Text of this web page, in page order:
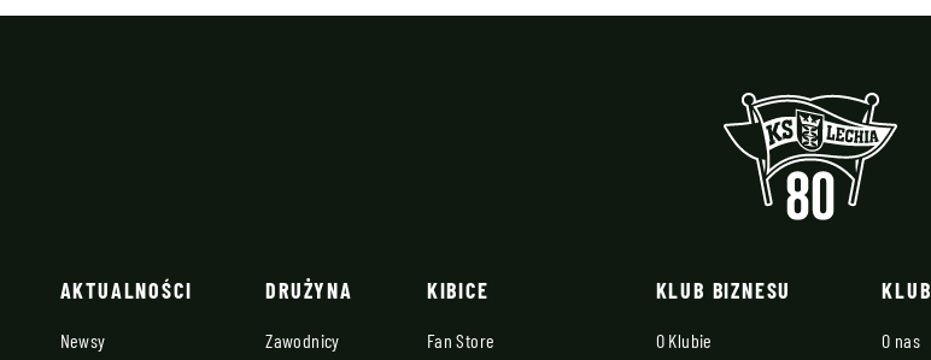
AKTUALNOŚCI
Newsy
DRUŻYNA
Zawodnicy
KIBICE
Fan Store
KLUB BIZNESU
O Klubie
KLUB
O nas